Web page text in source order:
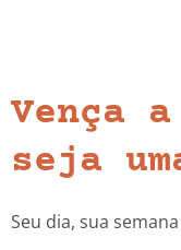
Vença
seja
Seu dia, sua